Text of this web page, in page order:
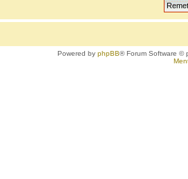
Powered byphpBB® Forum Software ©